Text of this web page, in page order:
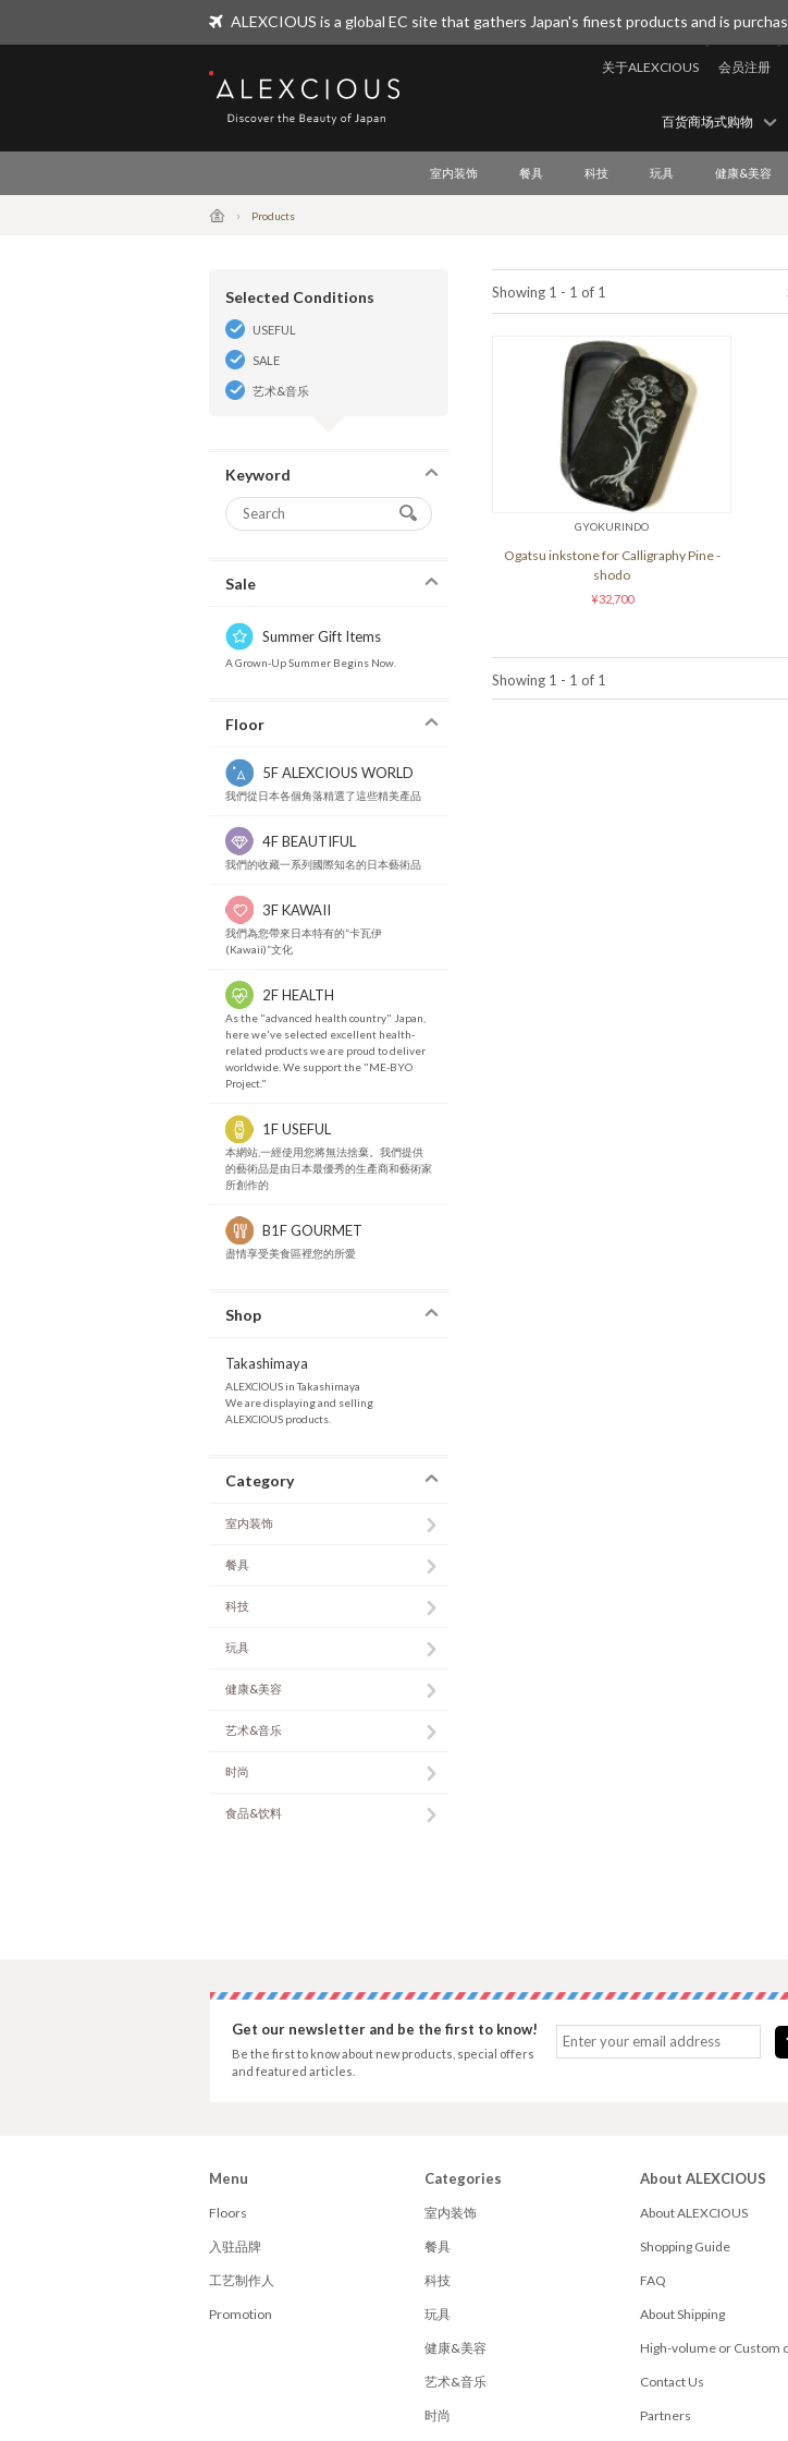
ALEXCIOUS is a global EC site that gathers Japan's finest products and is
ALEXCIOUS
会员注册
关于ALEXCIOUS
百货商场式购物
室内装饰 餐具 科技 玩具 健康&美容
Products
Selected Conditions
USEFUL
SALE
艺术&音乐
Keyword
Sale
Summer Gift Items
A Grown-Up Summer Begins Now.
Floor
5F ALEXCIOUS WORLD
我們從日本各個角落精選了這些精美產品
4F BEAUTIFUL
我們的收藏一系列國際知名的日本藝術品
3F KAWAII
我們為您帶來日本特有的“卡瓦伊
(Kawaii)”文化
2F HEALTH
As the "advanced health country" Japan,
here we've selected excellent health-
related products we are proud to deliver
worldwide. We support the "ME-BYO
Project."
1F USEFUL
本網站,一經使用您將無法捨棄。我們提供
的藝術品是由日本最優秀的生產商和藝術家
所創作的
B1F GOURMET
盡情享受美食區裡您的所愛
Shop
Takashimaya
ALEXCIOUS in Takashimaya
We are displaying and selling
ALEXCIOUS products.
Category
室内装饰
餐具
科技
玩具
健康&美容
艺术&音乐
时尚
食品&饮料
Showing 1 - 1 of 1
GYOKURINDO
Ogatsu inkstone for Calligraphy Pine -
shodo
¥32,700
Showing 1 - 1 of 1
Get our newsletter and be the first to know!
Be the first to know about new products, special offers
and featured articles.
Menu
Floors
入驻品牌
工艺制作人
Promotion
Categories
室内装饰
餐具
科技
玩具
健康&美容
艺术&音乐
时尚
About ALEXCIOUS
About ALEXCIOUS
Shopping Guide
FAQ
About Shipping
High-volume or Custom
Contact Us
Partners